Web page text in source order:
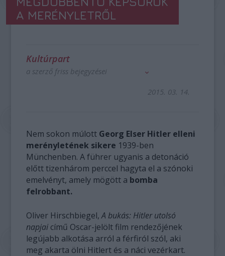
A MERÉNYLETRŐL
Kultúrpart
a szerző friss bejegyzései
2015. 03. 14.
Nem sokon múlott Georg Elser Hitler elleni
merényletének sikere 1939-ben
Münchenben. A führer ugyanis a detonáció
előtt tizenhárom perccel hagyta el a szónoki
emelvényt, amely mögött a bomba
felrobbant.
Oliver Hirschbiegel,A bukás: Hitler utolsó
napjai című Oscar-jelölt film rendezőjének
legújabb alkotása arról a férfiról szól, aki
meg akarta ölni Hitlert és a náci vezérkart.